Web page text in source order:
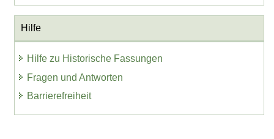
Hilfe
Hilfe zu Historische Fassungen
Fragen und Antworten
Barrierefreiheit